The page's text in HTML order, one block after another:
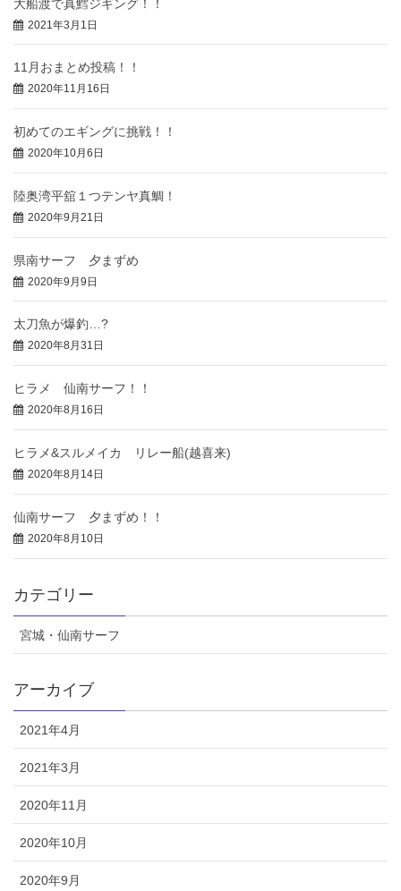
大船渡で真鱈ジギング！！
2021年3月1日
11月おまとめ投稿！！
2020年11月16日
初めてのエギングに挑戦！！
2020年10月6日
陸奥湾平舘１つテンヤ真鯛！
2020年9月21日
県南サーフ 夕まずめ
2020年9月9日
太刀魚が爆釣…?
2020年8月31日
ヒラメ 仙南サーフ！！
2020年8月16日
ヒラメ&スルメイカ リレー船(越喜来)
2020年8月14日
仙南サーフ 夕まずめ！！
2020年8月10日
カテゴリー
宮城・仙南サーフ
アーカイブ
2021年4月
2021年3月
2020年11月
2020年10月
2020年9月